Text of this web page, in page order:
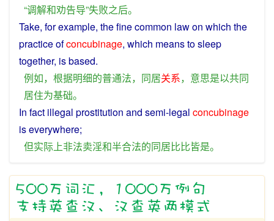
“调解和劝告导”失败之后。
Take, forexample, the finecommon lawon which the
practiceofconcubinage, which meanstosleep
together, isbased.
例如， 根据明细的普通法， 同居关系， 意思是以共同
居住为基础。
In fact illegal prostitution and semi-legal concubinage
iseverywhere;
但实际上非法卖淫和半合法的同居比比皆是。